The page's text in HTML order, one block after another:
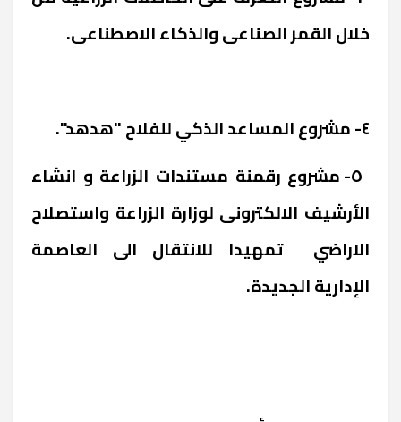
خلال القمر الصناعى والذكاء الاصطناعى.
٤- مشروع المساعد الذكي للفلاح "هدهد".
٥- مشروع رقمنة مستندات الزراعة و انشاء
الأرشيف الالكترونى لوزارة الزراعة واستصلاح
الاراضي تمهيدا للانتقال الى العاصمة
الإدارية الجديدة.